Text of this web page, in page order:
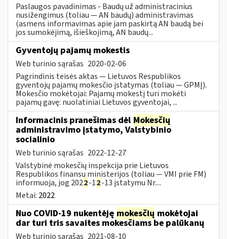
Paslaugos pavadinimas - Baudų už administracinius
nusižengimus (toliau — AN baudų) administravimas
(asmens informavimas apie jam paskirtą AN baudą bei
jos sumokėjimą, išieškojimą, AN baudų...
Gyventojų pajamų mokestis
Web turinio sąrašas 2020-02-06
Pagrindinis teisės aktas — Lietuvos Respublikos
gyventojų pajamų mokesčio įstatymas (toliau — GPMĮ).
Mokesčio mokėtojai: Pajamų mokestį turi mokėti
pajamų gavę: nuolatiniai Lietuvos gyventojai, ...
Informacinis pranešimas dėl Mokesčių
administravimo įstatymo, Valstybinio
socialinio
Web turinio sąrašas 2022-12-27
Valstybinė mokesčių inspekcija prie Lietuvos
Respublikos finansų ministerijos (toliau — VMI prie FM)
informuoja, jog 2022-12-13 įstatymu Nr....
Metai: 2022
Nuo COVID-19 nukentėję mokesčių mokėtojai
dar turi tris savaites mokesčiams be palūkanų
Web turinio sąrašas 2021-08-10